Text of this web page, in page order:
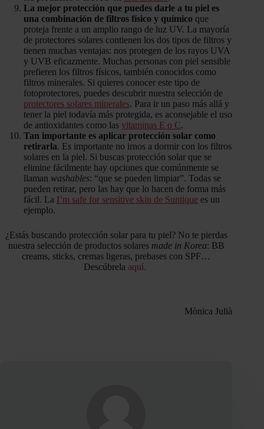
La mejor protección que puedes darle a tu piel es
una combinación de filtros físico y químico que
proteja frente a un amplio rango de luz UV. La mayoría
de protectores solares contienen los dos tipos de filtros y
tienen muchas ventajas: nos protegen de los rayos UVA
y UVB eficazmente. Muchas personas con piel sensible
prefieren los filtros físicos, también conocidos como
filtros minerales. Si quieres conocer este tipo de
fotoprotectores, puedes descubrir nuestra selección de
protectores solares minerales. Para ir un paso más allá y
tener la piel todavía más protegida, es aconsejable el uso
de antioxidantes como las vitaminas E o C.
Tan importante es aplicar protección solar como
retirarla. Es importante no irnos a dormir con los filtros
solares en la piel. Si buscas protección solar que se
elimine fácilmente hay opciones que comúnmente se
llaman washables: “que se pueden limpiar”. Todas se
pueden retirar, pero las hay que lo hacen de forma más
fácil. La I’m safe for sensitive skin de Suntique es un
ejemplo.
¿Estás buscando protección solar para tu piel? No te pierdas
nuestra selección de productos solares made in Korea: BB
creams, sticks, cremas ligeras, prebases con SPF…
Descúbrela aquí.
Mònica Julià